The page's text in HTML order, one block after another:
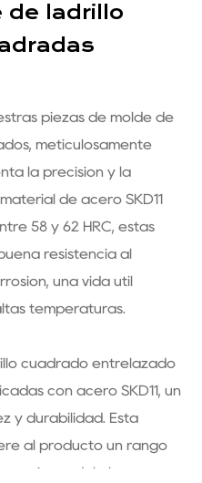
de ladrillo
piezas de molde de
meticulosamente
la precisión y la
de acero SKD11
58 y 62 HRC, estas
resistencia al
una vida útil
temperaturas.
cuadrado entrelazado
con acero SKD11, un
y durabilidad. Esta
al producto un rango
la